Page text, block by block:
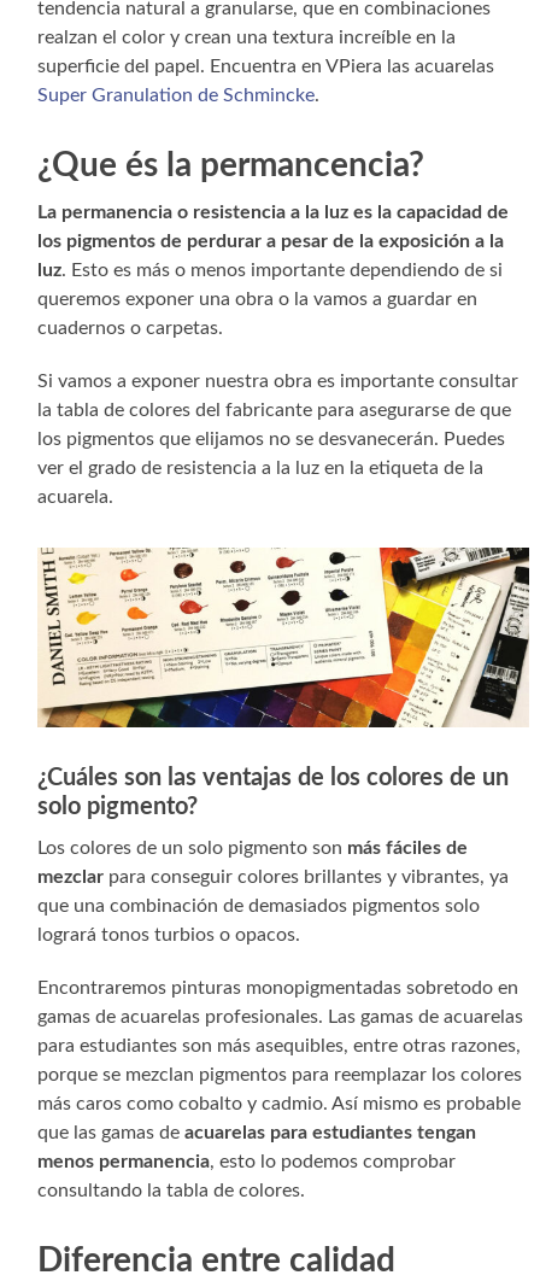
tendencia natural a granularse, que en combinaciones
realzan el color y crean una textura increíble en la
superficie del papel. Encuentra en VPiera las acuarelas
Super Granulation de Schmincke.
¿Que és la permancencia?
La permanencia o resistencia a la luz es la capacidad de
los pigmentos de perdurar a pesar de la exposición a la
luz. Esto es más o menos importante dependiendo de si
queremos exponer una obra o la vamos a guardar en
cuadernos o carpetas.
Si vamos a exponer nuestra obra es importante consultar
la tabla de colores del fabricante para asegurarse de que
los pigmentos que elijamos no se desvanecerán. Puedes
ver el grado de resistencia a la luz en la etiqueta de la
acuarela.
¿Cuáles son las ventajas de los colores de un
solo pigmento?
Los colores de un solo pigmento son más fáciles de
mezclar para conseguir colores brillantes y vibrantes, ya
que una combinación de demasiados pigmentos solo
logrará tonos turbios o opacos.
Encontraremos pinturas monopigmentadas sobretodo en
gamas de acuarelas profesionales. Las gamas de acuarelas
para estudiantes son más asequibles, entre otras razones,
porque se mezclan pigmentos para reemplazar los colores
más caros como cobalto y cadmio. Así mismo es probable
que las gamas deacuarelas para estudiantes tengan
menos permanencia, esto lo podemos comprobar
consultando la tabla de colores.
Diferencia entre calidad